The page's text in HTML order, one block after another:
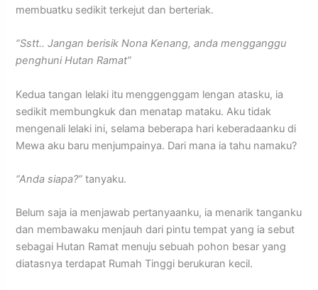
membuatku sedikit terkejut dan berteriak.
“Sstt.. Jangan berisik Nona Kenang, anda mengganggu
penghuni Hutan Ramat”
Kedua tangan lelaki itu menggenggam lengan atasku, ia
sedikit membungkuk dan menatap mataku. Aku tidak
mengenali lelaki ini, selama beberapa hari keberadaanku di
Mewa aku baru menjumpainya. Dari mana ia tahu namaku?
“Anda siapa?” tanyaku.
Belum saja ia menjawab pertanyaanku, ia menarik tanganku
dan membawaku menjauh dari pintu tempat yang ia sebut
sebagai Hutan Ramat menuju sebuah pohon besar yang
diatasnya terdapat Rumah Tinggi berukuran kecil.